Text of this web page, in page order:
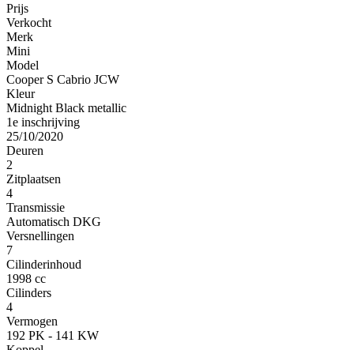
Prijs
Verkocht
Merk
Mini
Model
Cooper S Cabrio JCW
Kleur
Midnight Black metallic
1e inschrijving
25/10/2020
Deuren
2
Zitplaatsen
4
Transmissie
Automatisch DKG
Versnellingen
7
Cilinderinhoud
1998 cc
Cilinders
4
Vermogen
192 PK - 141 KW